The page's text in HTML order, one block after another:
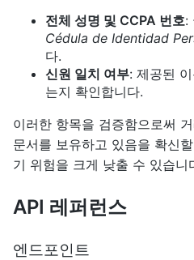
전체 성명 및 CCPA 번호:
Cédula de Identidad
다.
신원 일치 여부: 제공된
는지 확인합니다.
이러한 항목을 검증함으로써
문서를 보유하고 있음을 확신
기 위험을 크게 낮출 수 있습니
API 레퍼런스
엔드포인트